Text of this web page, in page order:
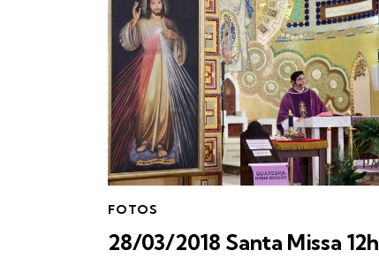
FOTOS
28/03/2018 Santa Missa 12h